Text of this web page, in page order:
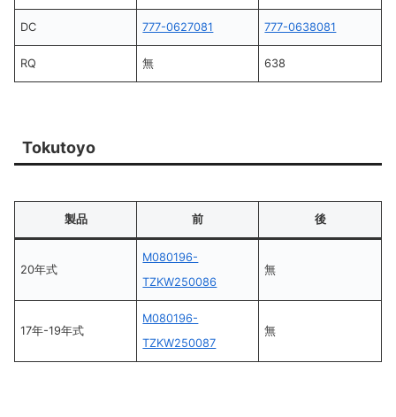
DC 777-0627081 777-0638081
RQ 無 638
Tokutoyo
製品 前 後
20年式
M080196-
TZKW250086
無
17年-19年式
M080196-
TZKW250087
無